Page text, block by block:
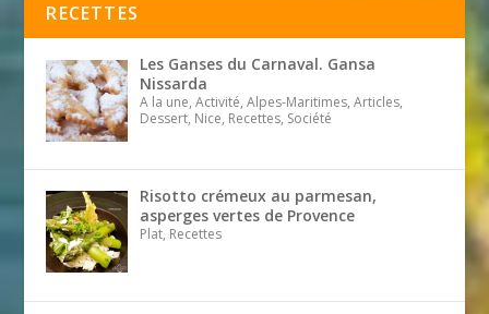
RECETTES
Les Ganses du Carnaval. Gansa
Nissarda
A la une, Activité, Alpes-Maritimes, Articles,
Dessert, Nice, Recettes, Société
Risotto crémeux au parmesan,
asperges vertes de Provence
Plat, Recettes